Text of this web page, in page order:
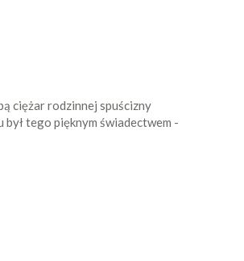
ciężar rodzinnej spuścizny
tego pięknym świadectwem -